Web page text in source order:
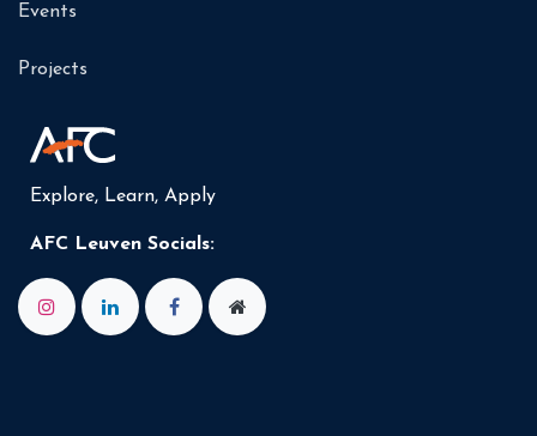
Events
Projects
Explore, Learn, Apply
AFC Leuven Socials: